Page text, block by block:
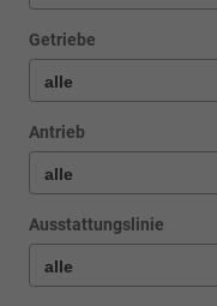
Getriebe
Antrieb
Ausstattungslinie